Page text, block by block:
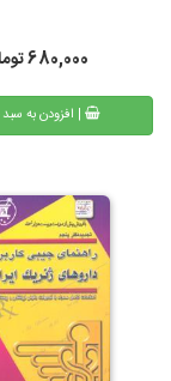
680,000
| افزودن به